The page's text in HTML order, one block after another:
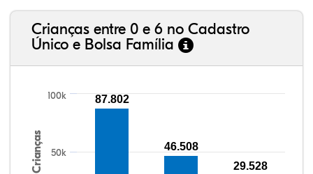
Crianças entre 0 e 6 no Cadastro
Único e Bolsa Família
Crianças
100k
50k
87.802
46.508
29.528